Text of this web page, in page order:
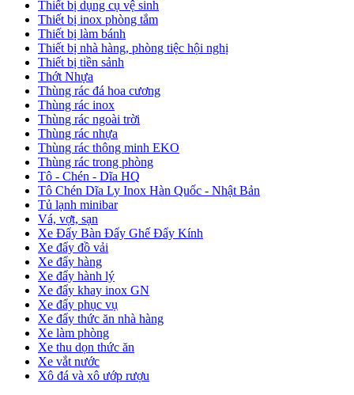
Thiết bị dụng cụ vệ sinh
Thiết bị inox phòng tắm
Thiết bị làm bánh
Thiết bị nhà hàng, phòng tiệc hội nghị
Thiết bị tiền sảnh
Thớt Nhựa
Thùng rác đá hoa cương
Thùng rác inox
Thùng rác ngoài trời
Thùng rác nhựa
Thùng rác thông minh EKO
Thùng rác trong phòng
Tô - Chén - Dĩa HQ
Tô Chén Dĩa Ly Inox Hàn Quốc - Nhật Bản
Tủ lạnh minibar
Vá, vợt, sạn
Xe Đẩy Bàn Đẩy Ghế Đẩy Kính
Xe đẩy đồ vải
Xe đẩy hàng
Xe đẩy hành lý
Xe đẩy khay inox GN
Xe đẩy phục vụ
Xe đẩy thức ăn nhà hàng
Xe làm phòng
Xe thu dọn thức ăn
Xe vắt nước
Xô đá và xô ướp rượu